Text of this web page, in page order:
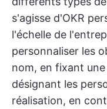
s'agisse d'OKR
l'échelle de
personnaliser les
nom, en fixant
désignant les
réalisation, en